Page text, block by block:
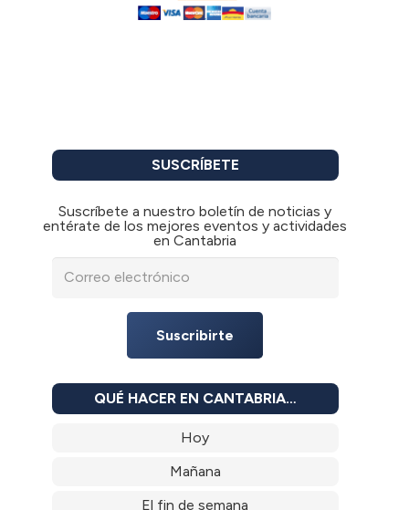
SUSCRÍBETE
Suscríbete a nuestro boletín de noticias y
entérate de los mejores eventos y actividades
en Cantabria
Suscribirte
QUÉ HACER EN CANTABRIA…
Hoy
Mañana
El fin de semana